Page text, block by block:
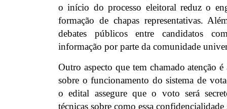
o início do processo eleitoral reduz o
formação de chapas representativas.
debates públicos entre candidatos
informação por parte da comunidade
Outro aspecto que tem chamado atenção
sobre o funcionamento do sistema de
o edital assegure que o voto será
técnicas sobre como essa confidencialidade